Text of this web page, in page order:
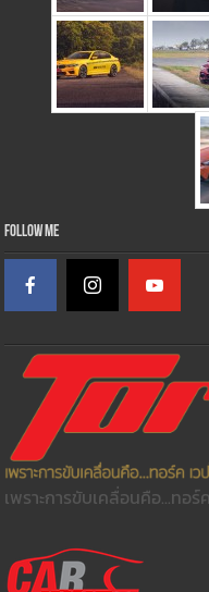
Follow Me
เพราะการขับเคลื่อนคือ...ทอร์ค